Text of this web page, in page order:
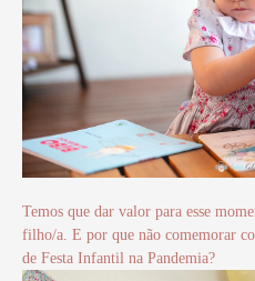
Temos que dar valor para esse
filho/a. E por que não comemorar
de Festa Infantil na Pandemia?